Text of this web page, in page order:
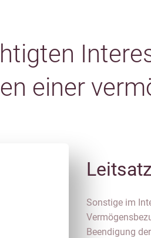
einer
Sonstige im
Beendigung